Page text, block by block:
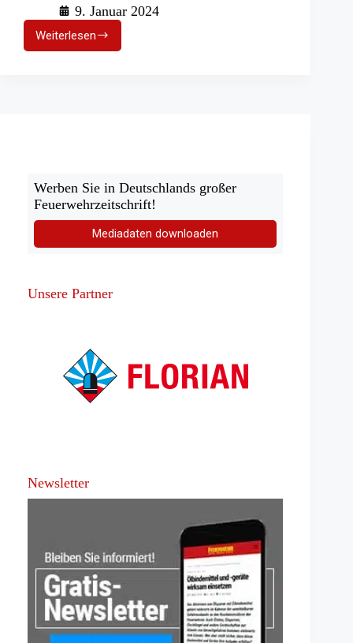
9. Januar 2024
WeiterlesenVerheerender
Brand
Werben Sie in Deutschlands großer
Feuerwehrzeitschrift!
Mediadaten downloaden
Unsere Partner
Newsletter